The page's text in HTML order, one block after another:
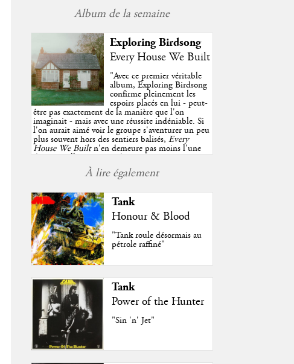
Album de la semaine
Exploring Birdsong
Every House We Built
"Avec ce premier véritable
album, Exploring Birdsong
confirme pleinement les
espoirs placés en lui - peut-
être pas exactement de la manière que l'on
imaginait - mais avec une réussite indéniable. Si
l'on aurait aimé voir le groupe s'aventurer un peu
plus souvent hors des sentiers balisés,Every
House We Builtn'en demeure pas moins l'une
des très belles surprises de cette année, porté par
plusieurs morceaux qui trouveront sans difficulté
une place de choix dans vos playlists estivales.
À lire également
Tank
Honour & Blood
"Tank roule désormais au
pétrole raffiné"
Tank
Power of the Hunter
"Sin 'n' Jet"